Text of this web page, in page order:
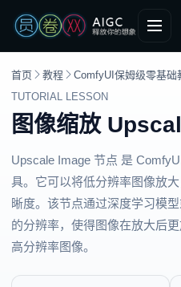
首页 教程 ComfyUI保姆级零基础
TUTORIAL LESSON
图像缩放
Upscale Image 节点 是
具。它可以将低分辨率图像放
晰度。该节点通过深度学习模
的分辨率，使得图像在放大后
高分辨率图像。